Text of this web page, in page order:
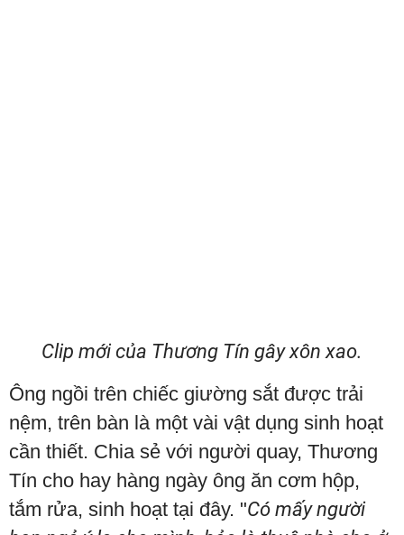
Clip mới của Thương Tín gây xôn xao.
Ông ngồi trên chiếc giường sắt được trải
nệm, trên bàn là một vài vật dụng sinh hoạt
cần thiết. Chia sẻ với người quay, Thương
Tín cho hay hàng ngày ông ăn cơm hộp,
tắm rửa, sinh hoạt tại đây. "Có mấy người